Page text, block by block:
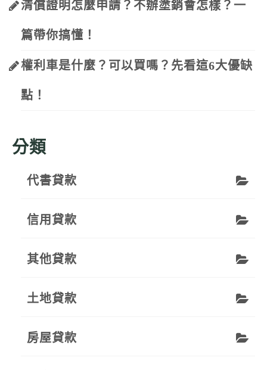
清償證明怎麼申請？不辦塗銷會怎樣？一
篇帶你搞懂！
權利車是什麼？可以買嗎？先看這6大優缺
點！
分類
代書貸款
信用貸款
其他貸款
土地貸款
房屋貸款